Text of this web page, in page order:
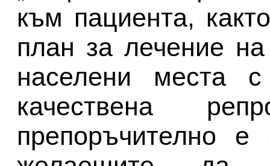
към пациента,
план за лечение
населени места
качествена
препоръчително